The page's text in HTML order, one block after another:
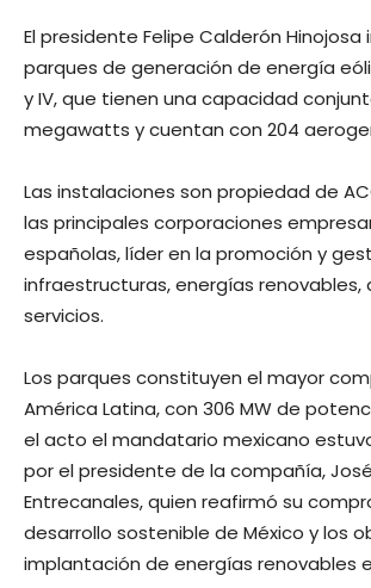
El presidente Felipe Calderón Hinojosa
parques de generación de energía
y IV, que tienen una capacidad
megawatts y cuentan con 204
Las instalaciones son propiedad de
las principales corporaciones
españolas, líder en la promoción y
infraestructuras, energías renovables,
servicios.
Los parques constituyen el mayor
América Latina, con 306 MW de
el acto el mandatario mexicano
por el presidente de la compañía,
Entrecanales, quien reafirmó su
desarrollo sostenible de México y los
implantación de energías renovables